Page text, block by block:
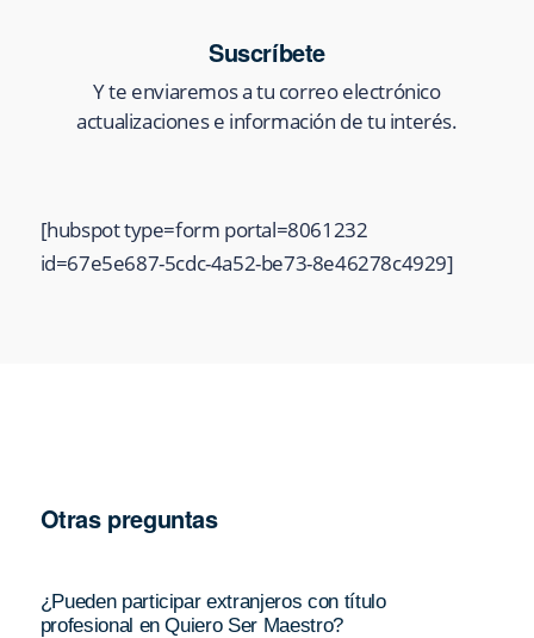
Suscríbete
Y te enviaremos a tu correo electrónico
actualizaciones e información de tu interés.
[hubspot type=form portal=8061232
id=67e5e687-5cdc-4a52-be73-8e46278c4929]
Otras preguntas
¿Pueden participar extranjeros con título
profesional en Quiero Ser Maestro?